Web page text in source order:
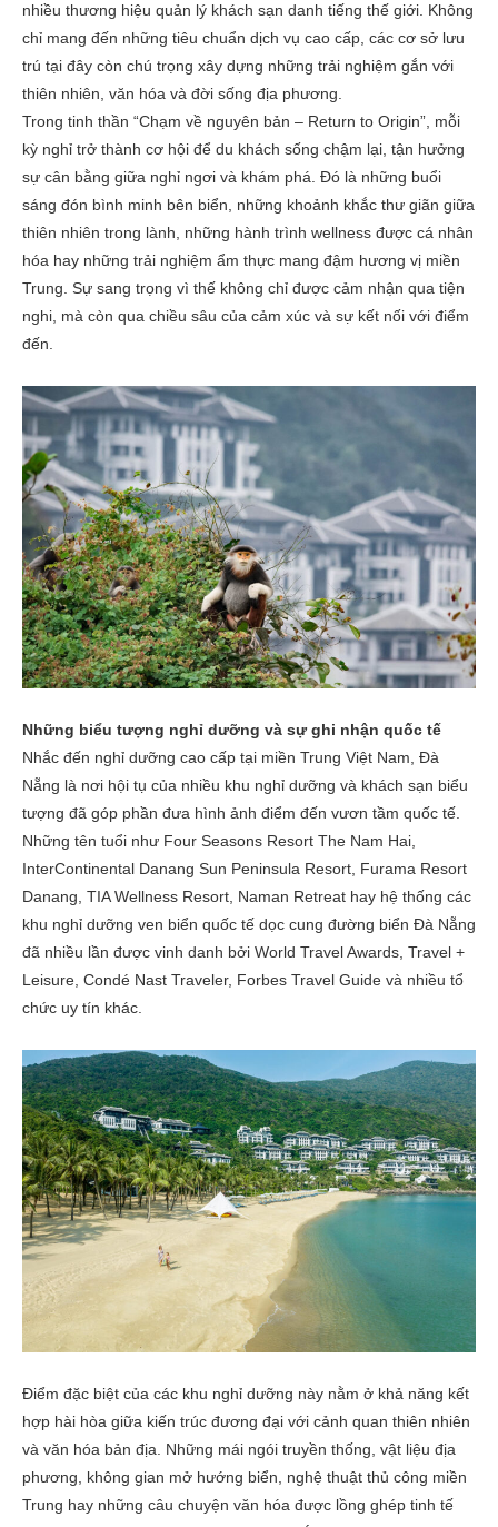
nhiều thương hiệu quản lý khách sạn danh tiếng thế giới. Không
chỉ mang đến những tiêu chuẩn dịch vụ cao cấp, các cơ sở lưu
trú tại đây còn chú trọng xây dựng những trải nghiệm gắn với
thiên nhiên, văn hóa và đời sống địa phương.
Trong tinh thần “Chạm về nguyên bản – Return to Origin”, mỗi
kỳ nghỉ trở thành cơ hội để du khách sống chậm lại, tận hưởng
sự cân bằng giữa nghỉ ngơi và khám phá. Đó là những buổi
sáng đón bình minh bên biển, những khoảnh khắc thư giãn giữa
thiên nhiên trong lành, những hành trình wellness được cá nhân
hóa hay những trải nghiệm ẩm thực mang đậm hương vị miền
Trung. Sự sang trọng vì thế không chỉ được cảm nhận qua tiện
nghi, mà còn qua chiều sâu của cảm xúc và sự kết nối với điểm
đến.
Những biểu tượng nghỉ dưỡng và sự ghi nhận quốc tế
Nhắc đến nghỉ dưỡng cao cấp tại miền Trung Việt Nam, Đà
Nẵng là nơi hội tụ của nhiều khu nghỉ dưỡng và khách sạn biểu
tượng đã góp phần đưa hình ảnh điểm đến vươn tầm quốc tế.
Những tên tuổi như Four Seasons Resort The Nam Hai,
InterContinental Danang Sun Peninsula Resort, Furama Resort
Danang, TIA Wellness Resort, Naman Retreat hay hệ thống các
khu nghỉ dưỡng ven biển quốc tế dọc cung đường biển Đà Nẵng
đã nhiều lần được vinh danh bởi World Travel Awards, Travel +
Leisure, Condé Nast Traveler, Forbes Travel Guide và nhiều tổ
chức uy tín khác.
Điểm đặc biệt của các khu nghỉ dưỡng này nằm ở khả năng kết
hợp hài hòa giữa kiến trúc đương đại với cảnh quan thiên nhiên
và văn hóa bản địa. Những mái ngói truyền thống, vật liệu địa
phương, không gian mở hướng biển, nghệ thuật thủ công miền
Trung hay những câu chuyện văn hóa được lồng ghép tinh tế